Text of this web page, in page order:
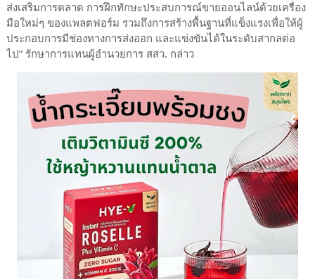
ส่งเสริมการตลาด การฝึกทักษะประสบการณ์ขายออนไลน์ด้วยเครื่อง
มือใหม่ๆ ของแพลตฟอร์ม รวมถึงการสร้างพื้นฐานที่แข็งแรงเพื่อให้ผู้
ประกอบการมีช่องทางการส่งออก และแข่งขันได้ในระดับสากลต่อ
ไป” รักษาการแทนผู้อำนวยการ สสว. กล่าว